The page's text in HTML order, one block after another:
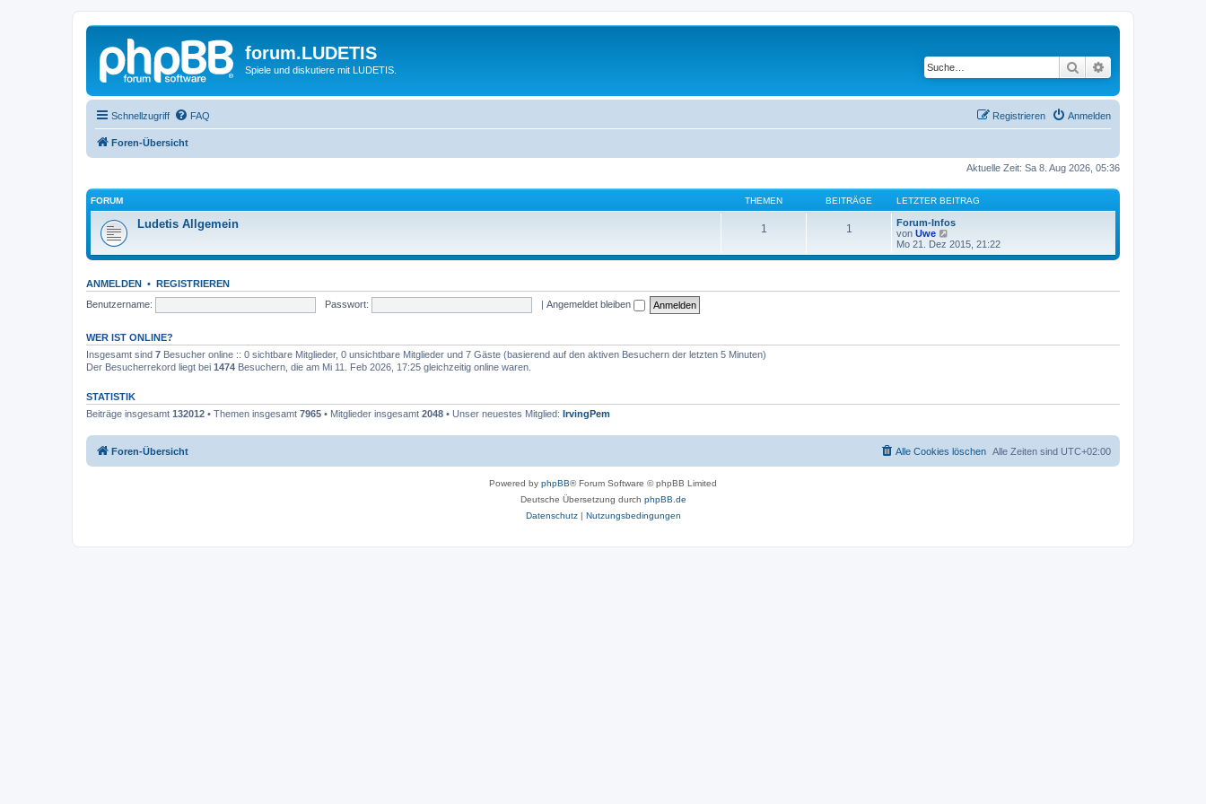
forum.LUDETIS
Spiele und diskutiere mit LUDETIS. Suche
Schnellzugriff FAQ Anmelden
Registrieren
Foren-Übersicht
Aktuelle Zeit: Sa 8. Aug 2026, 05:36
FORUM THEMEN BEITRÄGE LETZTER BEITRAG
Ludetis Allgemein 1 1
Forum-Infos
von Uwe
e
u
Mo 21. Dez 2015, 21:22
ANMELDEN • REGISTRIEREN
Benutzername:
Passwort: | Angemeldet bleiben
WER IST ONLINE?
Insgesamt sind 7 Besucher online :: 0 sichtbare Mitglieder, 0 unsichtbare Mitglieder und 7 Gäste (basierend auf den aktiven Besuchern der letzten 5 Minuten)
Der Besucherrekord liegt bei 1474 Besuchern, die am Mi 11. Feb 2026, 17:25 gleichzeitig online waren.
STATISTIK
Beiträge insgesamt 132012 • Themen insgesamt 7965 • Mitglieder insgesamt 2048 • Unser neuestes Mitglied: IrvingPem
Foren-Übersicht Alle Zeiten sind UTC+02:00
Alle Cookies löschen
Powered by phpBB® Forum Software © phpBB Limited
Deutsche Übersetzung durch phpBB.de
Datenschutz| Nutzungsbedingungen